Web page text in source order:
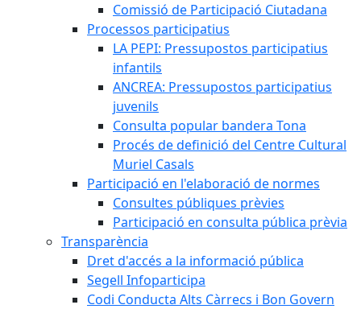
Comissió de Participació Ciutadana
Processos participatius
LA PEPI: Pressupostos participatius
infantils
ANCREA: Pressupostos participatius
juvenils
Consulta popular bandera Tona
Procés de definició del Centre Cultural
Muriel Casals
Participació en l'elaboració de normes
Consultes públiques prèvies
Participació en consulta pública prèvia
Transparència
Dret d'accés a la informació pública
Segell Infoparticipa
Codi Conducta Alts Càrrecs i Bon Govern